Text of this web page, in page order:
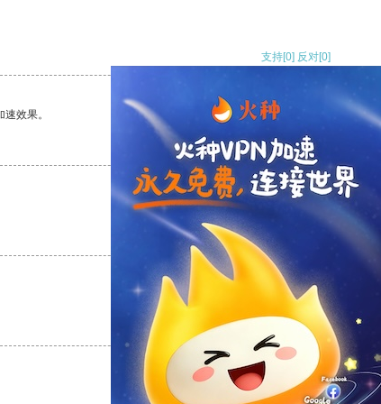
支持[0] 反对[0]
效果。
支持[0] 反对
支持
反对 [0]